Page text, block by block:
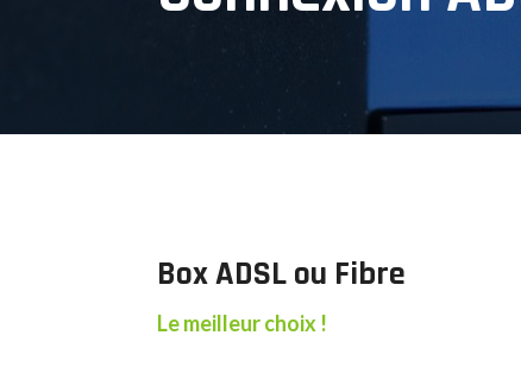
Box ADSL ou Fibre
Le meilleur choix !